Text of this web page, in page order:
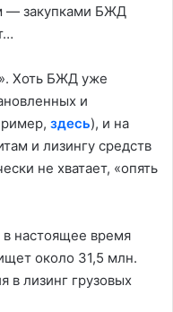
— закупками БЖД
Хоть БЖД уже
и
здесь), и на
и лизингу средств
не хватает, «опять
настоящее время
около 31,5 млн.
в лизинг грузовых